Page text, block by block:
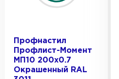
Профнастил
Профлист-Момент
МП10 200х0.7
Окрашенный RAL